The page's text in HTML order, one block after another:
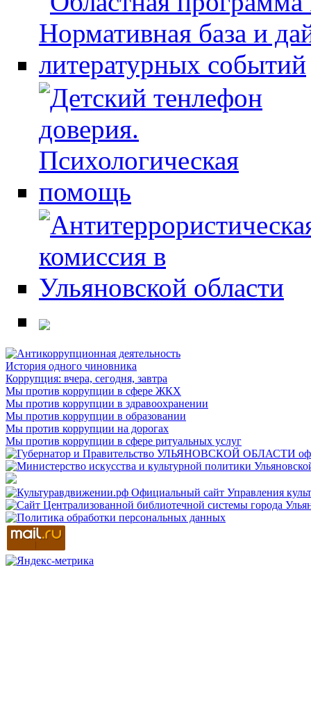
История одного чиновника
Коррупция: вчера, сегодня, завтра
Мы против коррупции в сфере ЖКХ
Мы против коррупции в здравоохранении
Мы против коррупции в образовании
Мы против коррупции на дорогах
Мы против коррупции в сфере ритуальных услуг